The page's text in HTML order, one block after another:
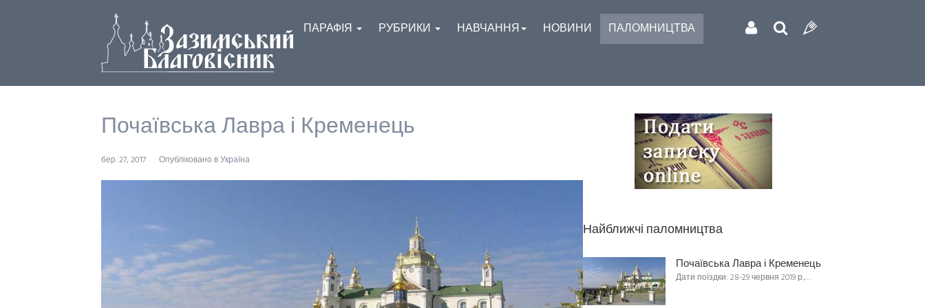
ПАРАФІЯ РУБРИКИ НАВЧАННЯ НОВИНИ ПАЛОМНИЦТВА
Почаївська Лавра і Кременець
бер. 27, 2017 Опубліковано вУкраїна
Найближчі паломництва
Почаївська Лавра і Кременець
Дати поїздки: 28-29 червня 2019 р.,…